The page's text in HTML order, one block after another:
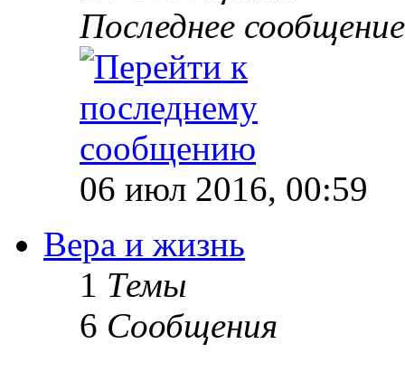
Последнее сообщение
06 июл 2016, 00:59
Вера и жизнь
1 Темы
6 Сообщения